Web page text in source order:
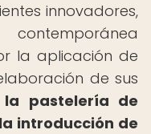
innovadores,
la aplicación de
de sus
pastelería de
introducción de